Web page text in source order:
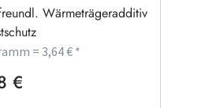
Wärmeträgeradditiv
= 3,64 € *
Preis:
€